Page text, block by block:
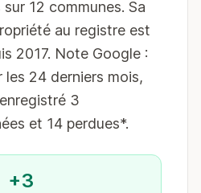
12 communes. Sa
au registre est
2017. Note Google :
les 24 derniers mois,
3
et 14 perdues*.
+3